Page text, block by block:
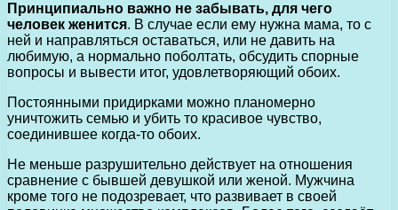
Принципиально важно не забывать, для чего
человек женится. В случае если ему нужна мама, то с
ней и направляться оставаться, или не давить на
любимую, а нормально поболтать, обсудить спорные
вопросы и вывести итог, удовлетворяющий обоих.
Постоянными придирками можно планомерно
уничтожить семью и убить то красивое чувство,
соединившее когда-то обоих.
Не меньше разрушительно действует на отношения
сравнение с бывшей дев­уш­кой или женой. Мужчина
кроме того не подозревает, что развивает в своей